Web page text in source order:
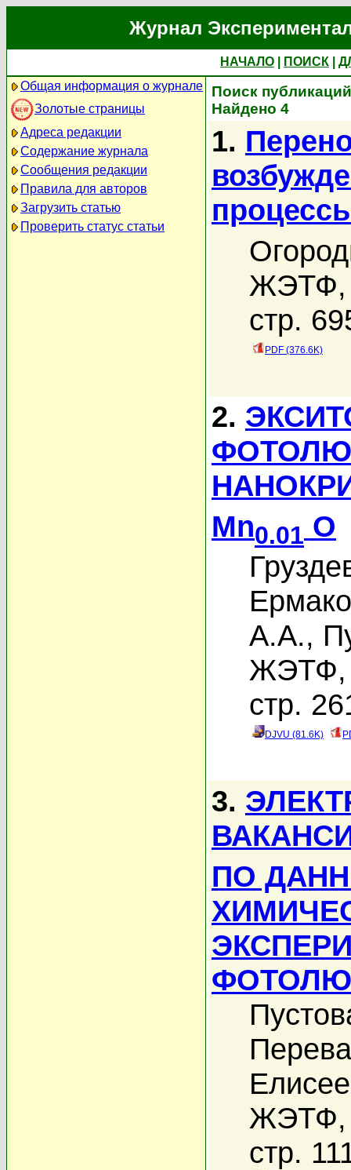
Журнал
НАЧАЛО ПОИСК
Общая информация о журнале
Золотые страницы
Адреса редакции
Содержание журнала
Сообщения редакции
Правила для авторов
Загрузить статью
Проверить статус статьи
Поиск
Найдено 4
1.
ЖЭТФ,
стр.
PDF (376.6K)
2.
Mn0.01 O
А.А.,
ЖЭТФ,
стр.
DJVU (81.6K)
3.
ПО
ЖЭТФ,
стр.